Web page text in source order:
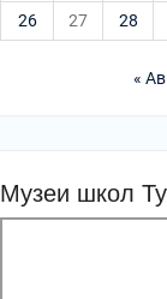
26
27 28
«
Музеи школ